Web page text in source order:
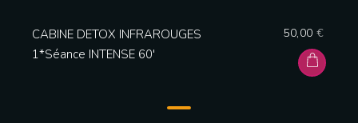
CABINE DETOX INFRAROUGES
1*Séance INTENSE 60′
50,00 €